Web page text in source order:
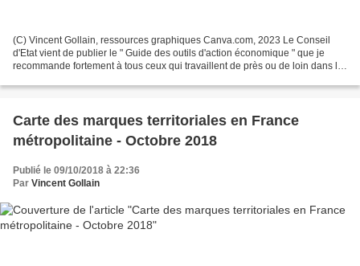
(C) Vincent Gollain, ressources graphiques Canva.com, 2023 Le Conseil
d'Etat vient de publier le " Guide des outils d'action économique " que je
recommande fortement à tous ceux qui travaillent de près ou de loin dans le
Carte des marques territoriales en France
métropolitaine - Octobre 2018
Publié le 09/10/2018 à 22:36
Par Vincent Gollain